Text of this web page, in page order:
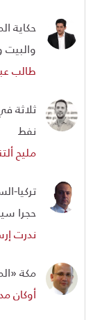
حكاية
والبيت
طالب
ثلاثة
نفط
مليح
تركيا-
حجرا
ندرت
مكة
أوكان